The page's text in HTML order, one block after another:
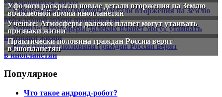
Уфологи раскрыли новые детали вторжения на Землю
враждебной армии инопланетян
Ученые: Атмосферы далеких планет могут утаивать
признаки жизни‍
Практически половина граждан России верят
в инопланетян
Популярное
Что такое андроид-робот?